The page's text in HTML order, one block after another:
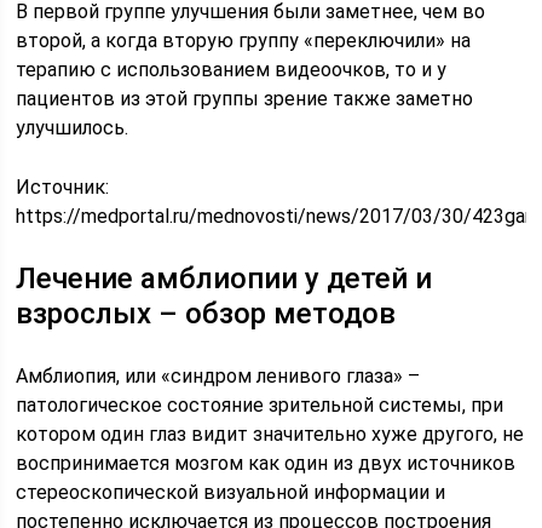
В первой группе улучшения были заметнее, чем во
второй, а когда вторую группу «переключили» на
терапию с использованием видеоочков, то и у
пациентов из этой группы зрение также заметно
улучшилось.
Источник:
https://medportal.ru/mednovosti/news/2017/03/30/
Лечение амблиопии у детей и
взрослых – обзор методов
Амблиопия, или «синдром ленивого глаза» –
патологическое состояние зрительной системы, при
котором один глаз видит значительно хуже другого, не
воспринимается мозгом как один из двух источников
стереоскопической визуальной информации и
постепенно исключается из процессов построения